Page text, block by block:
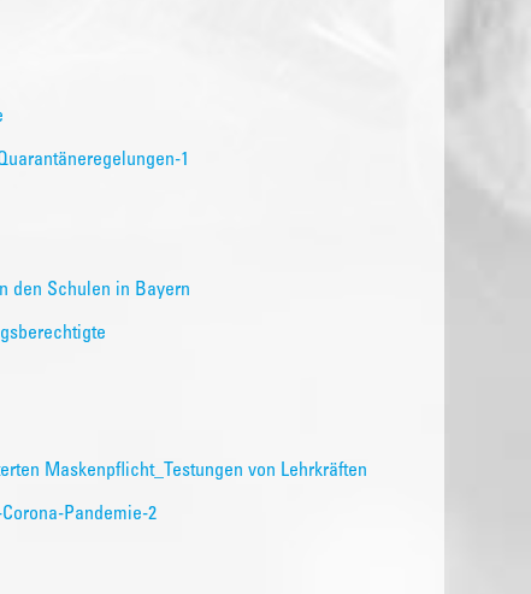
1
den Schulen in Bayern
Maskenpflicht_Testungen von Lehrkräften
Pandemie-2